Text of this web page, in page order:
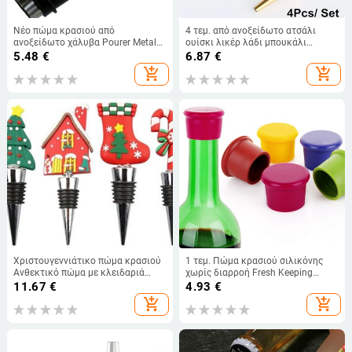
Νέο πώμα κρασιού από
ανοξείδωτο χάλυβα Pourer Metal
Wine Pouring Drain Bar Home Σετ
κρασιού Πώμα κρασιού Πώμα
σαμπάνιας
5.48 €
add_shopping_cart
4 τεμ. από ανοξείδωτο ατσάλι
ουίσκι λικέρ λάδι μπουκάλι
κρασιού Καπάκι στόμιο στομίου
Bartender Home Bar Party
6.87 €
add_shopping_cart
Χριστουγεννιάτικο πώμα κρασιού
Ανθεκτικό πώμα με κλειδαριά
αέρα Πώμα φιάλης
σφραγιστικό μπουκαλιού φελλού
11.67 €
add_shopping_cart
1 τεμ. Πώμα κρασιού σιλικόνης
χωρίς διαρροή Fresh Keeping
Sealers Beer Beverage Champagne
Gadget Bar Tools
4.93 €
add_shopping_cart